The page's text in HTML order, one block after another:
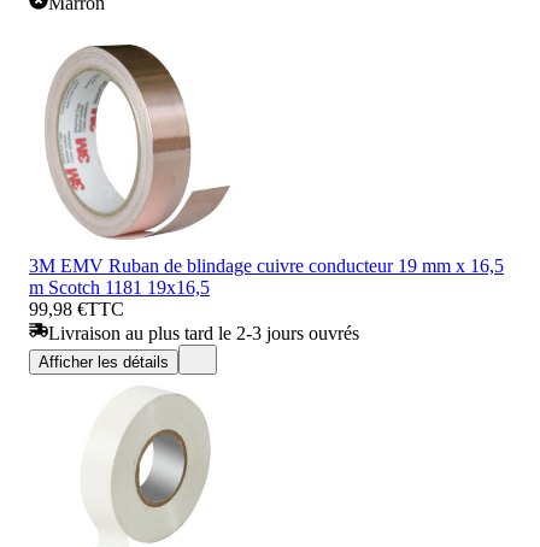
3M EMV Ruban de blindage cuivre conducteur 19 mm x 16,5
m Scotch 1181 19x16,5
99,98 €TTC
Livraison au plus tard le 2-3 jours ouvrés
Afficher les détails